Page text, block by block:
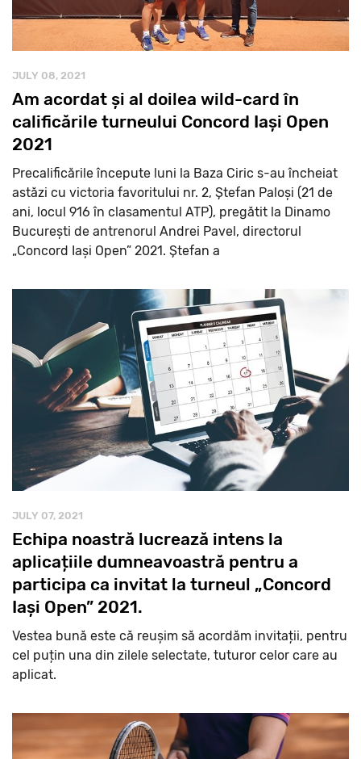
JULY 08, 2021
Am acordat și al doilea wild-card în
calificările turneului Concord Iași Open
2021
Precalificările începute luni la Baza Ciric s-au încheiat
astăzi cu victoria favoritului nr. 2, Ștefan Paloși (21 de
ani, locul 916 în clasamentul ATP), pregătit la Dinamo
București de antrenorul Andrei Pavel, directorul
„Concord Iași Open” 2021. Ștefan a
JULY 07, 2021
Echipa noastră lucrează intens la
aplicațiile dumneavoastră pentru a
participa ca invitat la turneul „Concord
Iași Open” 2021.
Vestea bună este că reușim să acordăm invitații, pentru
cel puțin una din zilele selectate, tuturor celor care au
aplicat.